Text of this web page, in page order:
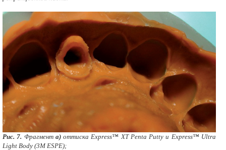
Рис. 7. Фрагмент а)оттиска Express™ XT Penta Putty и Express™ Ultra
Light Body (3M ESPE);